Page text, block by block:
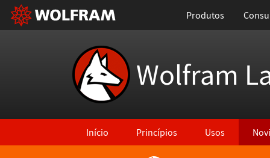
Produtos
Wolfram
Início Princípios Usos